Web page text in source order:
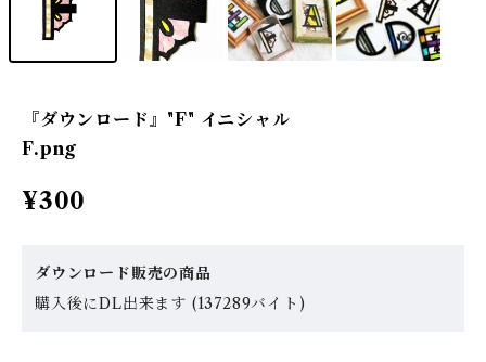
『ダウンロード』"F" イニシャル
F.png
¥300
ダウンロード販売の商品
購入後にDL出来ます (137289バイト)